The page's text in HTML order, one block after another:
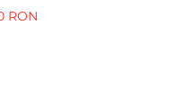
RON